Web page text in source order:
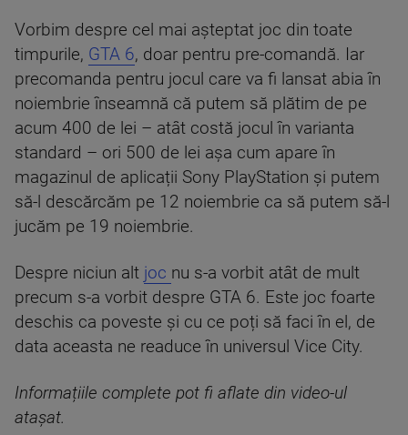
Vorbim despre cel mai așteptat joc din toate
timpurile, GTA 6, doar pentru pre-comandă. Iar
precomanda pentru jocul care va fi lansat abia în
noiembrie înseamnă că putem să plătim de pe
acum 400 de lei – atât costă jocul în varianta
standard – ori 500 de lei așa cum apare în
magazinul de aplicații Sony PlayStation și putem
să-l descărcăm pe 12 noiembrie ca să putem să-l
jucăm pe 19 noiembrie.
Despre niciun alt joc nu s-a vorbit atât de mult
precum s-a vorbit despre GTA 6. Este joc foarte
deschis ca poveste și cu ce poți să faci în el, de
data aceasta ne readuce în universul Vice City.
Informațiile complete pot fi aflate din video-ul
atașat.